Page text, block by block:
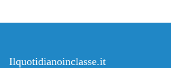
Ilquotidianoinclasse.it